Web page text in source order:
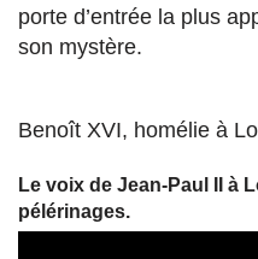
porte d’entrée la plus
son mystère.
Benoît XVI, homélie à
Le voix de Jean-Paul II à
pélérinages.